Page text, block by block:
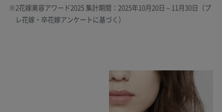
※2花嫁美容アワード2025 集計期間：2025年10月20日～11月30日（プ
レ花嫁・卒花嫁アンケートに基づく）